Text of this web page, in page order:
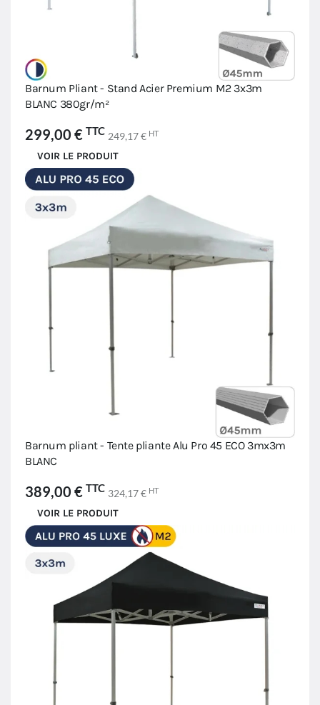
Barnum Pliant - Stand Acier Premium M2 3x3m
BLANC 380gr/m²
299,00 € TTC 249,17 € HT
VOIR LE PRODUIT
Barnum pliant - Tente pliante Alu Pro 45 ECO 3mx3m
BLANC
389,00 € TTC 324,17 € HT
VOIR LE PRODUIT